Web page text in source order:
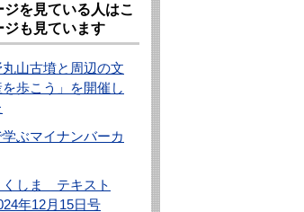
ジを見ている人はこ
ジも見ています
丸山古墳と周辺の文
歩こう」を開催し
ぶマイナンバーカ
くしま テキスト
年12月15日号